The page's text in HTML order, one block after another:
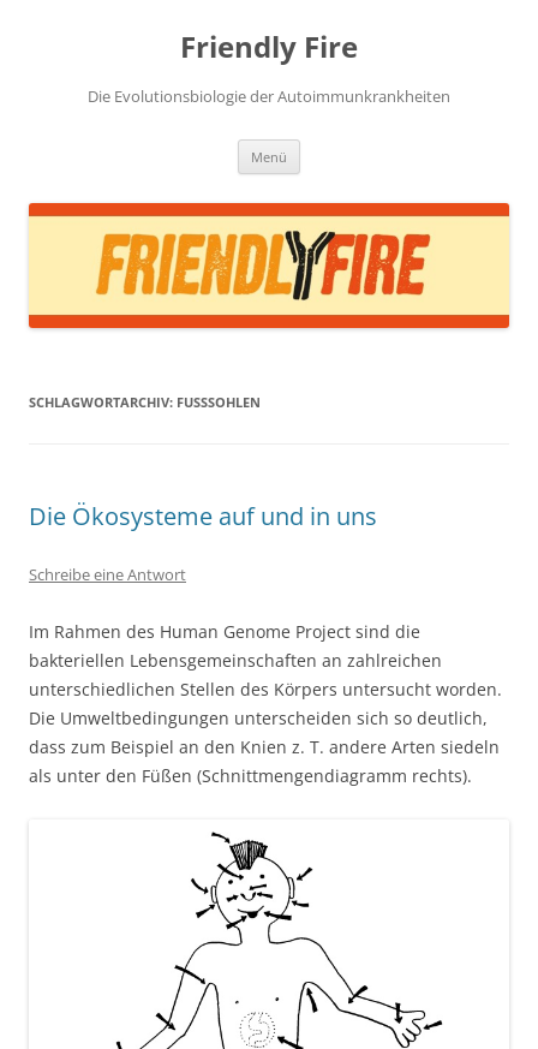
Friendly Fire
Die Evolutionsbiologie der Autoimmunkrankheiten
Menü
SCHLAGWORTARCHIV: FUSSSOHLEN
Die Ökosysteme auf und in uns
Schreibe eine Antwort
Im Rahmen des Human Genome Project sind die
bakteriellen Lebensgemeinschaften an zahlreichen
unterschiedlichen Stellen des Körpers untersucht worden.
Die Umweltbedingungen unterscheiden sich so deutlich,
dass zum Beispiel an den Knien z. T. andere Arten siedeln
als unter den Füßen (Schnittmengendiagramm rechts).